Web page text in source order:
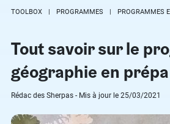
TOOLBOX PROGRAMMES PROGRAMMES
Tout savoir sur le
géographie en
Rédac des Sherpas - Mis à jour le 25/03/2021